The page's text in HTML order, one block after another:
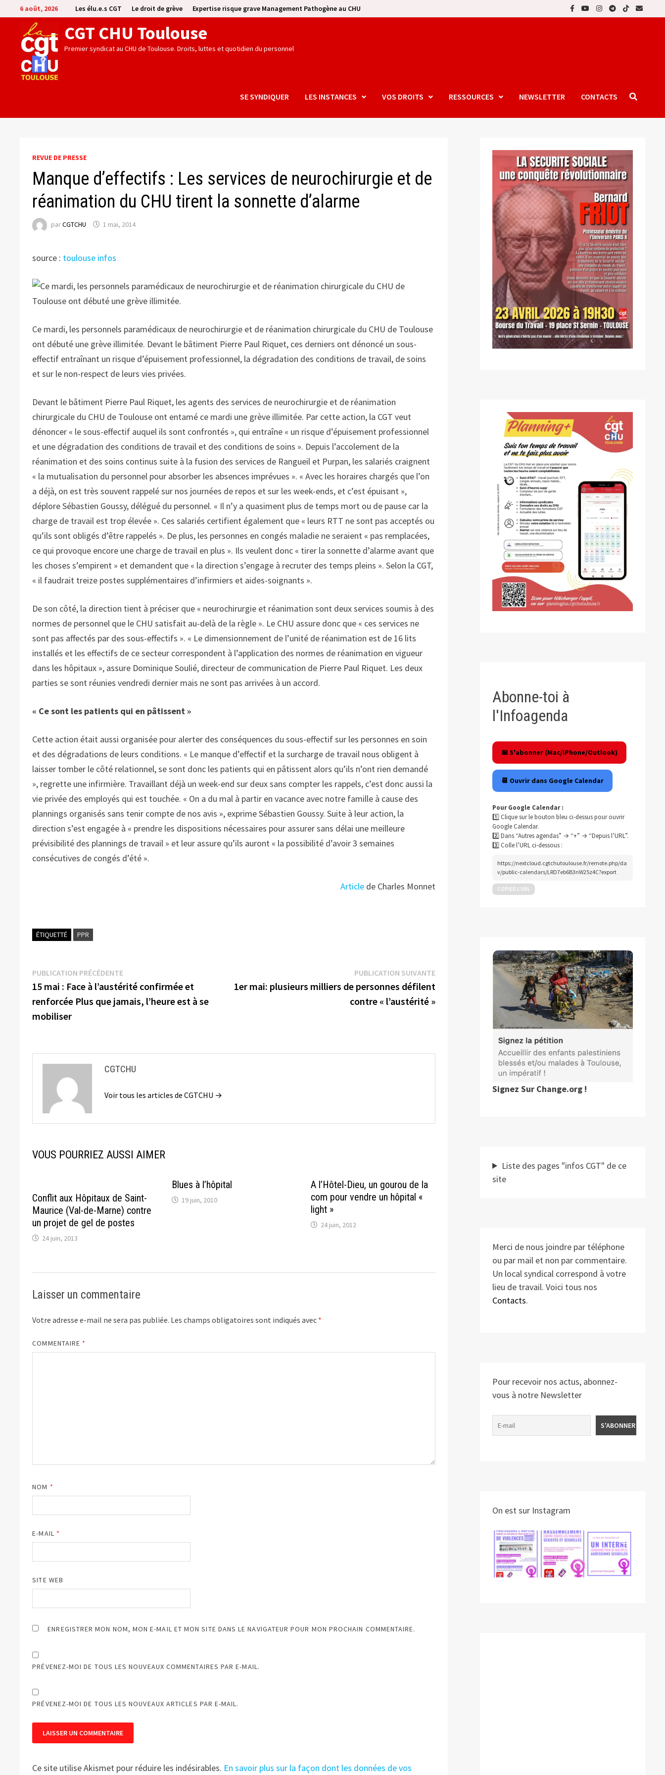
Passer
au
contenu
6 août, 2026 Les élu.e.s CGT Le droit de grève Expertise risque grave Management Pathogène au CHU
CGT CHU Toulouse
Premier syndicat au CHU de Toulouse. Droits, luttes et quotidien du personnel
SE SYNDIQUER LES INSTANCES VOS DROITS RESSOURCES NEWSLETTER CONTACTS
REVUE DE PRESSE
Manque d’effectifs : Les services de neurochirurgie et de
réanimation du CHU tirent la sonnette d’alarme
parCGTCHU 1 mai, 2014
source : toulouse infos
Ce mardi, les personnels paramédicaux de neurochirurgie et de réanimation chirurgicale du CHU de Toulouse
ont débuté une grève illimitée. Devant le bâtiment Pierre Paul Riquet, ces derniers ont dénoncé un sous-
effectif entraînant un risque d’épuisement professionnel, la dégradation des conditions de travail, de soins
et sur le non-respect de leurs vies privées.
Devant le bâtiment Pierre Paul Riquet, les agents des services de neurochirurgie et de réanimation
chirurgicale du CHU de Toulouse ont entamé ce mardi une grève illimitée. Par cette action, la CGT veut
dénoncer « le sous-effectif auquel ils sont confrontés », qui entraîne « un risque d’épuisement professionnel
et une dégradation des conditions de travail et des conditions de soins ». Depuis l’accolement de la
réanimation et des soins continus suite à la fusion des services de Rangueil et Purpan, les salariés craignent
« la mutualisation du personnel pour absorber les absences imprévues ». « Avec les horaires chargés que l’on
a déjà, on est très souvent rappelé sur nos journées de repos et sur les week-ends, et c’est épuisant »,
déplore Sébastien Goussy, délégué du personnel. « Il n’y a quasiment plus de temps mort ou de pause car la
charge de travail est trop élevée ». Ces salariés certifient également que « leurs RTT ne sont pas acceptés ou
qu’ils sont obligés d’être rappelés ». De plus, les personnes en congés maladie ne seraient « pas remplacées,
ce qui provoque encore une charge de travail en plus ». Ils veulent donc « tirer la sonnette d’alarme avant que
les choses s’empirent » et demandent que « la direction s’engage à recruter des temps pleins ». Selon la CGT,
« il faudrait treize postes supplémentaires d’infirmiers et aides-soignants ».
De son côté, la direction tient à préciser que « neurochirurgie et réanimation sont deux services soumis à des
normes de personnel que le CHU satisfait au-delà de la règle ». Le CHU assure donc que « ces services ne
sont pas affectés par des sous-effectifs ». « Le dimensionnement de l’unité de réanimation est de 16 lits
installés et les effectifs de ce secteur correspondent à l’application des normes de réanimation en vigueur
dans les hôpitaux », assure Dominique Soulié, directeur de communication de Pierre Paul Riquet. Les deux
parties se sont réunies vendredi dernier mais ne sont pas arrivées à un accord.
« Ce sont les patients qui en pâtissent »
Cette action était aussi organisée pour alerter des conséquences du sous-effectif sur les personnes en soin
et des dégradations de leurs conditions. « Le manque d’effectif et la surcharge de travail nous obligent à
laisser tomber le côté relationnel, se sont donc les patients qui en pâtissent alors qu’ils n’ont rien demandé
», regrette une infirmière. Travaillant déjà un week-end sur deux sans compter les rappels, c’est donc aussi la
vie privée des employés qui est touchée. « On a du mal à partir en vacance avec notre famille à cause des
plannings organisés sans tenir compte de nos avis », exprime Sébastien Goussy. Suite à leur action, la
direction s’est engagée à « prendre les dispositions nécessaires pour assurer sans délai une meilleure
prévisibilité des plannings de travail » et leur assure qu’ils auront « la possibilité d’avoir 3 semaines
consécutives de congés d’été ».
Articlede Charles Monnet
ÉTIQUETTÉ PPR
Navigation
de
l’article
PUBLICATION PRÉCÉDENTEPublication
précédente :
15 mai : Face à l’austérité confirmée et
renforcée Plus que jamais, l’heure est à se
mobiliser
PUBLICATION SUIVANTEPublication
suivante :
1er mai: plusieurs milliers de personnes défilent
contre « l’austérité »
CGTCHU
Voir tous les articles de CGTCHU →
VOUS POURRIEZ AUSSI AIMER
Conflit aux Hôpitaux de Saint-
Maurice (Val-de-Marne) contre
un projet de gel de postes
24 juin, 2013
Blues à l’hôpital
19 juin, 2010
A l’Hôtel-Dieu, un gourou de la
com pour vendre un hôpital «
light »
24 juin, 2012
Laisser un commentaire
Votre adresse e-mail ne sera pas publiée. Les champs obligatoires sont indiqués avec *
COMMENTAIRE *
NOM *
E-MAIL *
SITE WEB
ENREGISTRER MON NOM, MON E-MAIL ET MON SITE DANS LE NAVIGATEUR POUR MON PROCHAIN COMMENTAIRE.
PRÉVENEZ-MOI DE TOUS LES NOUVEAUX COMMENTAIRES PAR E-MAIL.
PRÉVENEZ-MOI DE TOUS LES NOUVEAUX ARTICLES PAR E-MAIL.
Ce site utilise Akismet pour réduire les indésirables. En savoir plus sur la façon dont les données de vos
Abonne-toi à
l'Infoagenda
📅 S'abonner (Mac/iPhone/Outlook)
📆 Ouvrir dans Google Calendar
Pour Google Calendar :
1️⃣ Clique sur le bouton bleu ci-dessus pour ouvrir
Google Calendar.
2️⃣ Dans “Autres agendas” → “+” → “Depuis l’URL”.
3️⃣ Colle l’URL ci-dessous :
https://nextcloud.cgtchutoulouse.fr/remote.php/da
v/public-calendars/LRD7eb6B3nW25z4C?export
COPIER L’URL
Signez Sur Change.org !
Liste des pages "infos CGT" de ce
site
Merci de nous joindre par téléphone
ou par mail et non par commentaire.
Un local syndical correspond à votre
lieu de travail. Voici tous nos
Contacts.
Pour recevoir nos actus, abonnez-
vous à notre Newsletter
On est sur Instagram